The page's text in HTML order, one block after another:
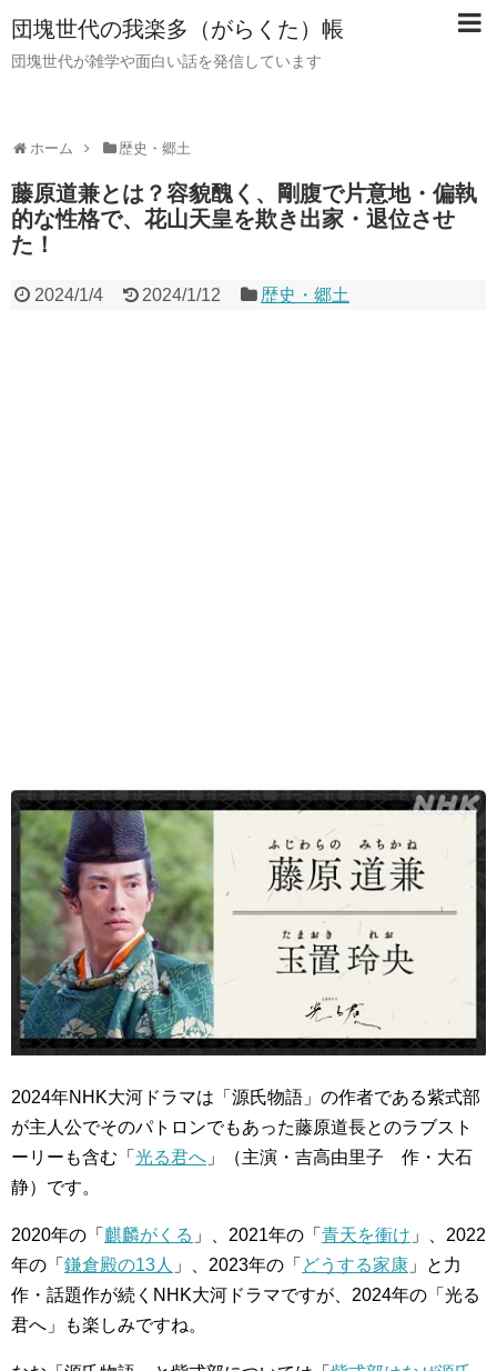
団塊世代の我楽多（がらくた）帳
団塊世代が雑学や面白い話を発信しています
ホーム 歴史・郷土
藤原道兼とは？容貌醜く、剛腹で片意地・偏執
的な性格で、花山天皇を欺き出家・退位させ
た！
2024/1/4 2024/1/12 歴史・郷土
2024年NHK大河ドラマは「源氏物語」の作者である紫式部
が主人公でそのパトロンでもあった藤原道長とのラブスト
ーリーも含む「 光る君へ 」（主演・吉高由里子 作・大石
静）です。
2020年の「 麒麟がくる 」、2021年の「 青天を衝け 」、2022
年の「 鎌倉殿の13人 」、2023年の「 どうする家康 」と力
作・話題作が続くNHK大河ドラマですが、2024年の「光る
君へ」も楽しみですね。